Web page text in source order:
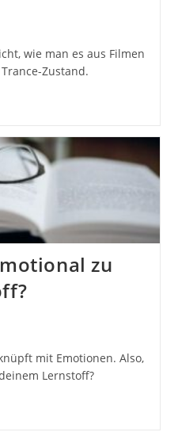
wie man es aus Filmen
Zustand.
zu
mit Emotionen. Also,
Lernstoff?